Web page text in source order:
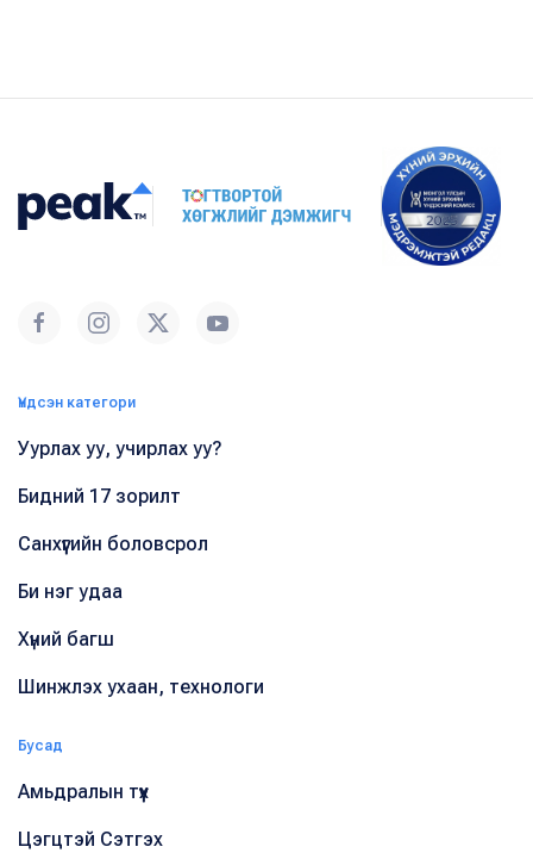
Үндсэн категори
Уурлах уу, учирлах уу?
Бидний 17 зорилт
Санхүүгийн боловсрол
Би нэг удаа
Хүний багш
Шинжлэх ухаан, технологи
Бусад
Амьдралын түүх
Цэгцтэй Сэтгэх